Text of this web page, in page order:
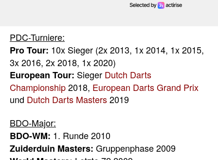
PDC-Turniere:
Pro Tour: 10x Sieger (2x 2013, 1x 2014, 1x 2015,
3x 2016, 2x 2018, 1x 2020)
European Tour: Sieger Dutch Darts
Championship2018, European Darts Grand Prix
und Dutch Darts Masters2019
BDO-Major:
BDO-WM: 1. Runde 2010
Zuiderduin Masters: Gruppenphase 2009